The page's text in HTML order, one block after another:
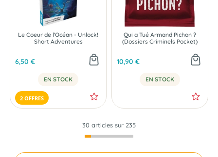
Le Coeur de l'Océan - Unlock!
Short Adventures
6,50 €
EN STOCK
2 OFFRES
Qui a Tué Armand Pichon ?
(Dossiers Criminels Pocket)
10,90 €
EN STOCK
30 articles sur 235